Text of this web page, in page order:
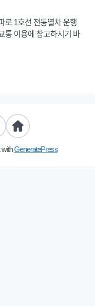
로 1호선 전동열차 운행
통 이용에 참고하시기 바
withGeneratePress